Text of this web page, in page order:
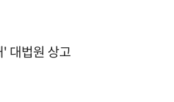
대법원 상고